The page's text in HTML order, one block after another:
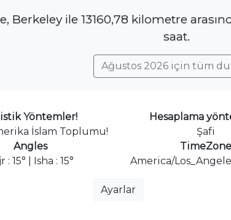
Berkeley ile 13160,78 kilometre
saat.
Ağustos 2026 için tüm
Yöntemler!
İslam Toplumu!
Hesaplama
Şafi
Angles
: 15° | Isha : 15°
TimeZone
America/
Ayarlar